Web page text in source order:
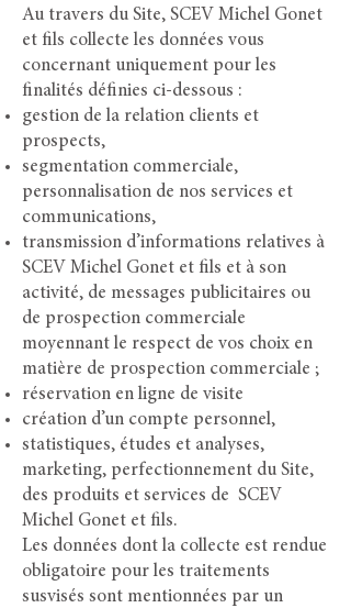
Au travers du Site, SCEV Michel Gonet
et fils collecte les données vous
concernant uniquement pour les
finalités définies ci-dessous :
gestion de la relation clients et
prospects,
segmentation commerciale,
personnalisation de nos services et
communications,
transmission d’informations relatives à
SCEV Michel Gonet et fils et à son
activité, de messages publicitaires ou
de prospection commerciale
moyennant le respect de vos choix en
matière de prospection commerciale ;
réservation en ligne de visite
création d’un compte personnel,
statistiques, études et analyses,
marketing, perfectionnement du Site,
des produits et services de SCEV
Michel Gonet et fils.
Les données dont la collecte est rendue
obligatoire pour les traitements
susvisés sont mentionnées par un